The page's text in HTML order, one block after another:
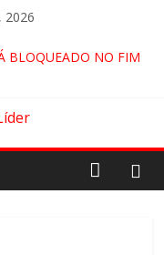
2026
BLOQUEADO NO FIM
ROTAS
NA RETA FINAL
COM ESTREIA